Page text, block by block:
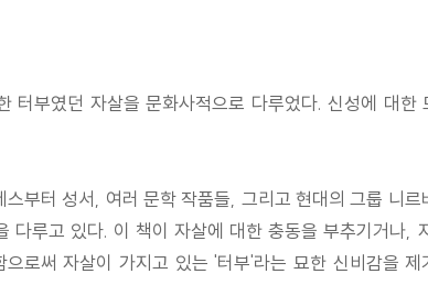
터부였던 자살을 문화사적으로 다루었다. 신성에 대
부터 성서, 여러 문학 작품들, 그리고 현대의 그룹 니
다루고 있다. 이 책이 자살에 대한 충동을 부추기거나
로써 자살이 가지고 있는 '터부'라는 묘한 신비감을